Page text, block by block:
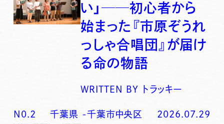
い」──初心者から
始まった『市原ぞうれ
っしゃ合唱団』が届け
る命の物語
WRITTEN BY トラッキー
N0. 2 千葉県 -千葉市中央区 2026.07.29